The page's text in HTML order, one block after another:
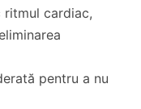
ritmul cardiac,
pentru a nu